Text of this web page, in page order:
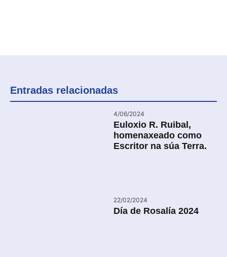
Entradas relacionadas
4/06/2024
Euloxio R. Ruibal,
homenaxeado como
Escritor na súa Terra.
22/02/2024
Día de Rosalía 2024